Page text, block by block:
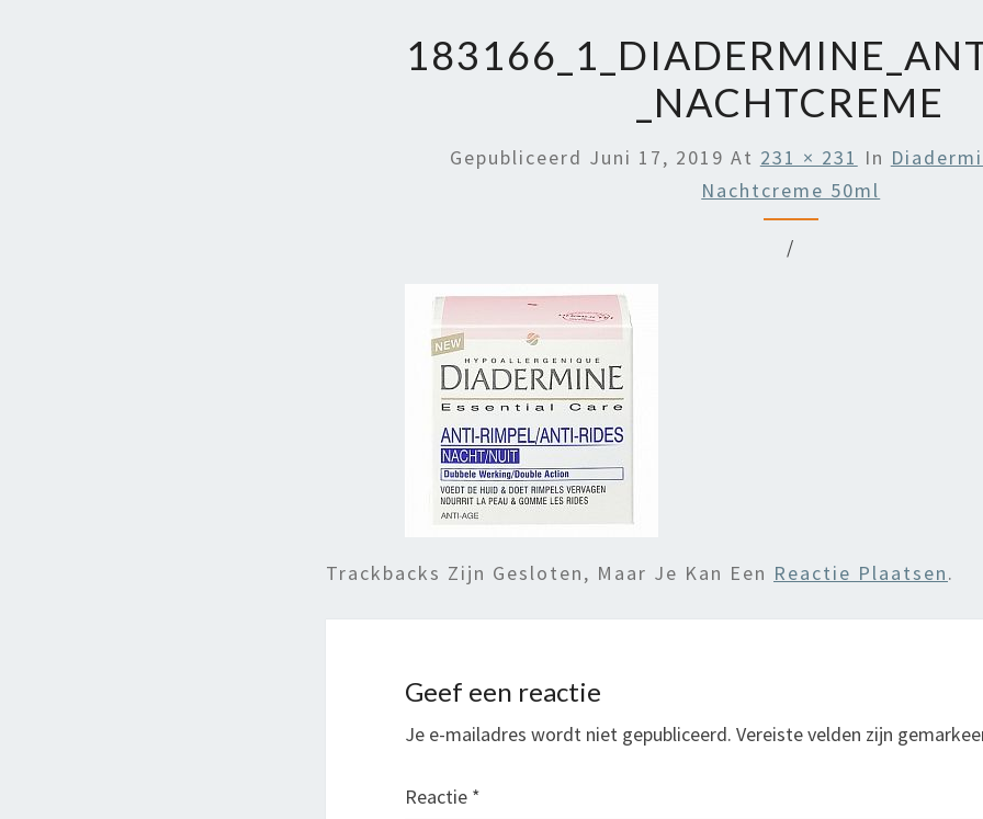
_NACHTCREME
Gepubliceerd Juni 17, 2019 At 231 × 231 In
Nachtcreme 50ml
/
Trackbacks Zijn Gesloten, Maar Je Kan Een Reactie Plaatsen.
Geef een reactie
Je e-mailadres wordt niet gepubliceerd. Vereiste velden zijn
Reactie *